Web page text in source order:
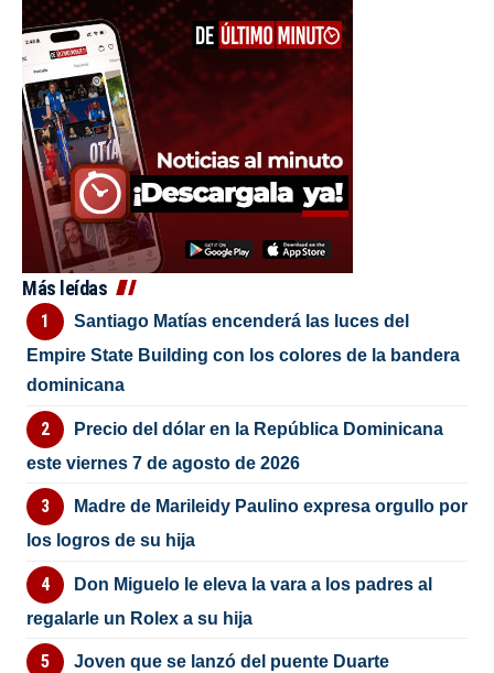
Más leídas
Santiago Matías encenderá las luces del
Empire State Building con los colores de la bandera
dominicana
Precio del dólar en la República Dominicana
este viernes 7 de agosto de 2026
Madre de Marileidy Paulino expresa orgullo por
los logros de su hija
Don Miguelo le eleva la vara a los padres al
regalarle un Rolex a su hija
Joven que se lanzó del puente Duarte